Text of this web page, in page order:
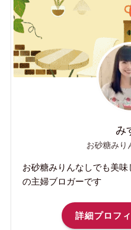
み
お砂糖みり
お砂糖みりんなしでも美
の主婦ブロガーです
詳細プロフ